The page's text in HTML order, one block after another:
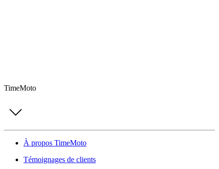
TimeMoto
À propos TimeMoto
Témoignages de clients